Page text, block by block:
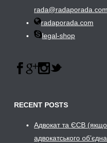
rada@radaporada.com
radaporada.com
legal-shop
RECENT POSTS
Адвокат та ЄСВ (якщо
адвокатського